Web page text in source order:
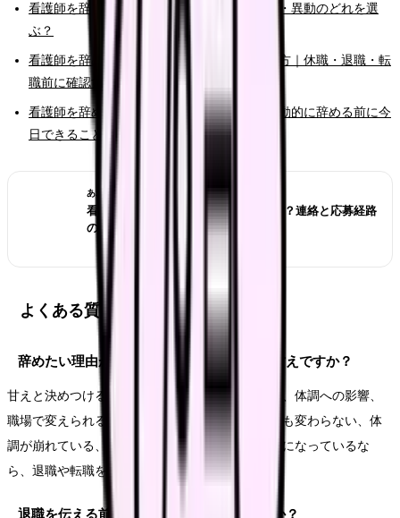
看護師を辞めたい時の判断基準｜転職・休職・異動のどれを選
ぶ？
看護師を辞めたいけどお金が不安な時の考え方｜休職・退職・転
職前に確認すること
看護師を辞めたいと強く思った時の初動｜衝動的に辞める前に今
日できること
あわせて読みたい
看護師転職サイトは複数登録していい？連絡と応募経路
の管理方法
よくある質問
辞めたい理由がうまく言語化できないのは甘えですか？
甘えと決めつける必要はありません。悩みの原因、体調への影響、
職場で変えられる余地を分けて見ます。相談しても変わらない、体
調が崩れている、次の職場で避けたい条件が明確になっているな
ら、退職や転職を考える十分な理由になります。
退職を伝える前に何を準備すればいいですか？